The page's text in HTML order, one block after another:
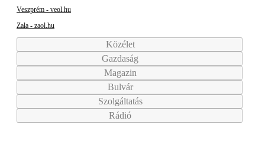
Veszprém - veol.hu
Zala - zaol.hu
Közélet
Gazdaság
Magazin
Bulvár
Szolgáltatás
Rádió